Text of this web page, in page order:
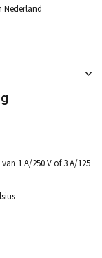
Nederland
1 A/250 V of 3 A/125